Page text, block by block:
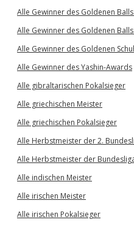
Alle Gewinner des Goldenen
Alle Gewinner des Goldenen
Alle Gewinner des Goldenen
Alle Gewinner des Yashin-Awards
Alle gibraltarischen Pokalsieger
Alle griechischen Meister
Alle griechischen Pokalsieger
Alle Herbstmeister der 2.
Alle Herbstmeister der
Alle indischen Meister
Alle irischen Meister
Alle irischen Pokalsieger